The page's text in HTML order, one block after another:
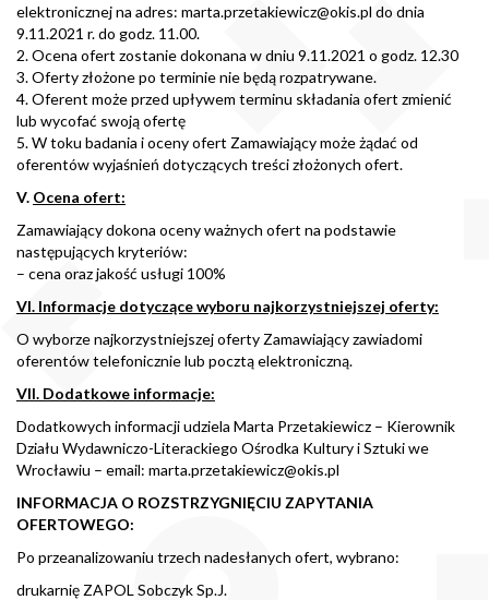
elektronicznej na adres: marta.przetakiewicz@okis.pl do dnia
9.11.2021 r. do godz. 11.00.
2. Ocena ofert zostanie dokonana w dniu 9.11.2021 o godz. 12.30
3. Oferty złożone po terminie nie będą rozpatrywane.
4. Oferent może przed upływem terminu składania ofert zmienić
lub wycofać swoją ofertę
5. W toku badania i oceny ofert Zamawiający może żądać od
oferentów wyjaśnień dotyczących treści złożonych ofert.
V. Ocena ofert:
Zamawiający dokona oceny ważnych ofert na podstawie
następujących kryteriów:
– cena oraz jakość usługi 100%
VI. Informacje dotyczące wyboru najkorzystniejszej oferty:
O wyborze najkorzystniejszej oferty Zamawiający zawiadomi
oferentów telefonicznie lub pocztą elektroniczną.
VII. Dodatkowe informacje:
Dodatkowych informacji udziela Marta Przetakiewicz – Kierownik
Działu Wydawniczo-Literackiego Ośrodka Kultury i Sztuki we
Wrocławiu – email: marta.przetakiewicz@okis.pl
INFORMACJA O ROZSTRZYGNIĘCIU ZAPYTANIA
OFERTOWEGO:
Po przeanalizowaniu trzech nadesłanych ofert, wybrano:
drukarnię ZAPOL Sobczyk Sp.J.